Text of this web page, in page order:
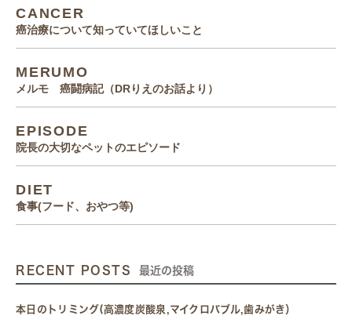
CANCER
癌治療について知っていてほしいこと
MERUMO
メルモ 癌闘病記（DRりえのお話より）
EPISODE
院長の大切なペットのエピソード
DIET
食事(フード、おやつ等)
RECENT POSTS 最近の投稿
本日のトリミング(高濃度炭酸泉,マイクロバブル,歯みがき）